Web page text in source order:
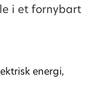
i et fornybart
energi,